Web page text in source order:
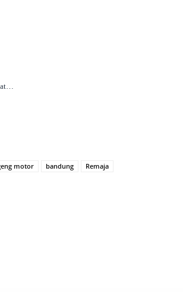
motor bandung Remaja